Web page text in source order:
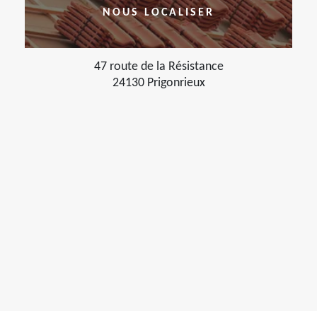
NOUS LOCALISER
47 route de la Résistance
24130 Prigonrieux